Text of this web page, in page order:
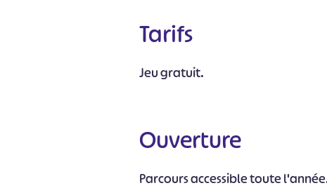
Tarifs
Jeu gratuit.
Ouverture
Parcours accessible toute